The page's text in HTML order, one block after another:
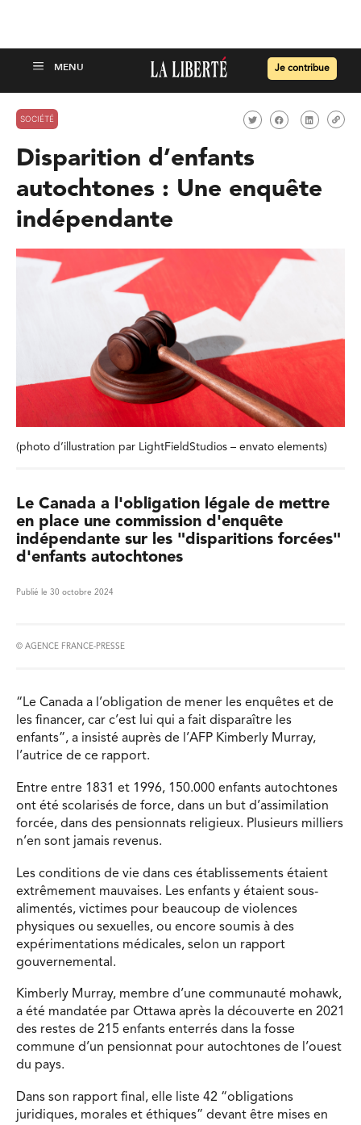
Je contribue
SOCIÉTÉ
Disparition d’enfants
autochtones : Une enquête
indépendante
(photo d’illustration par LightFieldStudios – envato elements)
Le Canada a l'obligation légale de mettre
en place une commission d'enquête
indépendante sur les "disparitions forcées"
d'enfants autochtones
Publié le 30 octobre 2024
© AGENCE FRANCE-PRESSE
“Le Canada a l’obligation de mener les enquêtes et de
les financer, car c’est lui qui a fait disparaître les
enfants”, a insisté auprès de l’AFP Kimberly Murray,
l’autrice de ce rapport.
Entre entre 1831 et 1996, 150.000 enfants autochtones
ont été scolarisés de force, dans un but d’assimilation
forcée, dans des pensionnats religieux. Plusieurs milliers
n’en sont jamais revenus.
Les conditions de vie dans ces établissements étaient
extrêmement mauvaises. Les enfants y étaient sous-
alimentés, victimes pour beaucoup de violences
physiques ou sexuelles, ou encore soumis à des
expérimentations médicales, selon un rapport
gouvernemental.
Kimberly Murray, membre d’une communauté mohawk,
a été mandatée par Ottawa après la découverte en 2021
des restes de 215 enfants enterrés dans la fosse
commune d’un pensionnat pour autochtones de l’ouest
du pays.
Dans son rapport final, elle liste 42 “obligations
juridiques, morales et éthiques” devant être mises en